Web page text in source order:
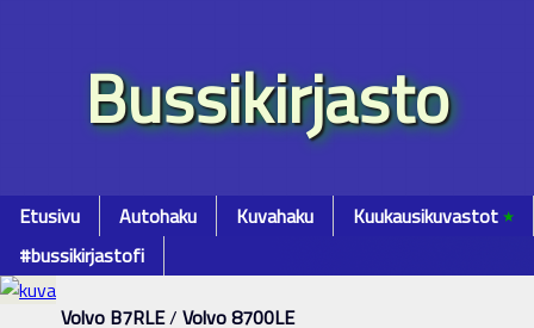
Bussikirjasto
Etusivu Autohaku Kuvahaku Kuukausikuvastot٭
#bussikirjastofi
Volvo B7RLE/ Volvo 8700LE